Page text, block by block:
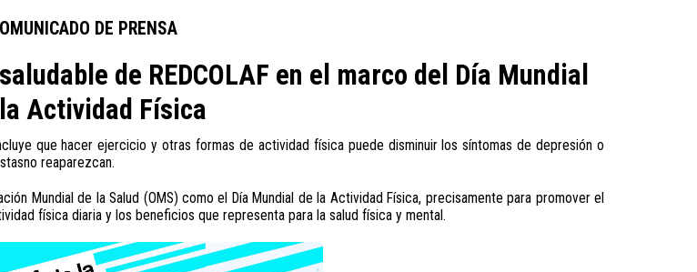
DE PRENSA
de REDCOLAF en el marco del Día Mundial
Actividad Física
que hacer ejercicio y otras formas de actividad física puede disminuir los síntomas de depresión o
reaparezcan.
Mundial de la Salud (OMS) como el Día Mundial de la Actividad Física, precisamente para promover el
física diaria y los beneficios que representa para la salud física y mental.